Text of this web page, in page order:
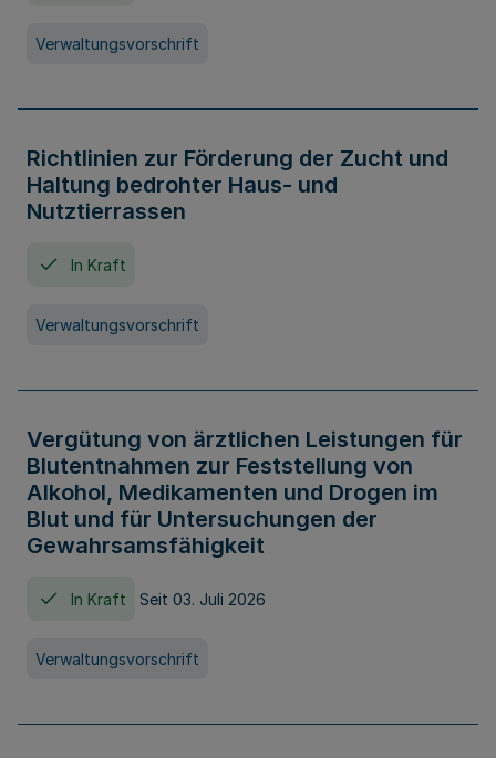
Verwaltungsvorschrift
Richtlinien zur Förderung der Zucht und
Haltung bedrohter Haus- und
Nutztierrassen
In Kraft
Verwaltungsvorschrift
Vergütung von ärztlichen Leistungen für
Blutentnahmen zur Feststellung von
Alkohol, Medikamenten und Drogen im
Blut und für Untersuchungen der
Gewahrsamsfähigkeit
In Kraft Seit 03. Juli 2026
Verwaltungsvorschrift